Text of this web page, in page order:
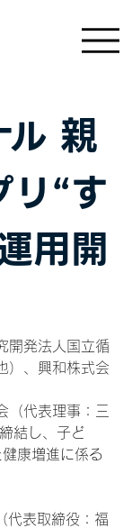
親
“す
用開
開発法人国立循
）、興和株式会
（代表理事：三
結し、子ど
康増進に係る
代表取締役：福